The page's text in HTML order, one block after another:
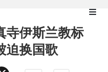
寺伊斯兰教标
换国歌